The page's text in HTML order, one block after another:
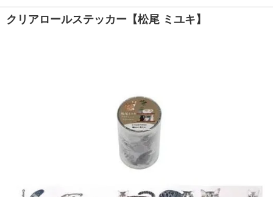
クリアロールステッカー【松尾 ミユキ】